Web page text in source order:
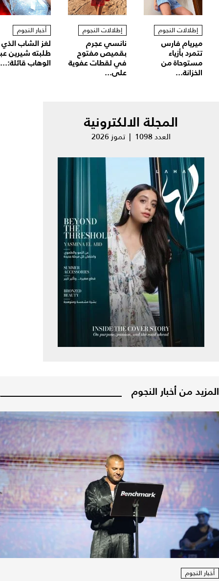
إطلالات النجوم
ميريام فارس
تتمرد بأزياء
مستوحاة من
الخزانة...
إطلالات النجوم
نانسي عجرم
بقميص مفتوح
في لقطات عفوية
على...
أخبار النجوم
لغز الشاب الذي
طلبته شيرين
الوهاب قائلة:...
المجلة الالكترونية
العدد 1098 | تموز 2026
المزيد من أخبار النجوم
أخبار النجوم